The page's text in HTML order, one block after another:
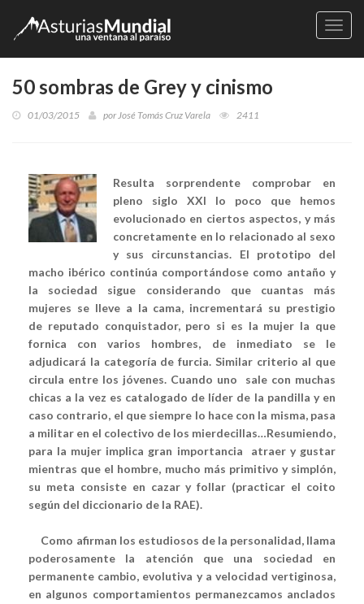
50 sombras de Grey y cinismo
01/03/2015 porJosé Tomás Cruz Varela 2411
Resulta sorprendente comprobar en
pleno siglo XXI lo poco que hemos
evolucionado en ciertos aspectos, y más
concretamente en lo relacionado al sexo
y sus circunstancias. El prototipo del
macho ibérico continúa comportándose como antaño y
la sociedad sigue considerando que cuantas más
mujeres se lleve a la cama, incrementará su prestigio
de reputado conquistador, pero si es la mujer la que
fornica con varios hombres, de inmediato se le
adjudicará la categoría de furcia. Similar criterio al que
circula entre los jóvenes. Cuando uno sale con muchas
chicas a la vez es catalogado de líder de la pandilla y en
caso contrario, el que siempre lo hace con la misma, pasa
a militar en el colectivo de los mierdecillas…Resumiendo,
para la mujer implica gran importancia
atraer y gustar
mientras que el hombre, mucho más primitivo y simplón,
su meta consiste en cazar y follar (practicar el coito
según del diccionario de la RAE).
Como afirman los estudiosos de la personalidad, llama
poderosamente la atención que una sociedad en
permanente cambio, evolutiva y a velocidad vertiginosa,
en algunos comportamientos permanezcamos anclados